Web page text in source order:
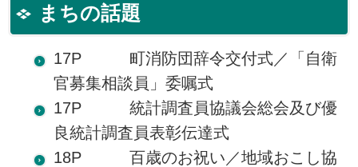
まちの話題
17P 町消防団辞令交付式／「自衛
官募集相談員」委嘱式
17P 統計調査員協議会総会及び優
良統計調査員表彰伝達式
18P 百歳のお祝い／地域おこし協